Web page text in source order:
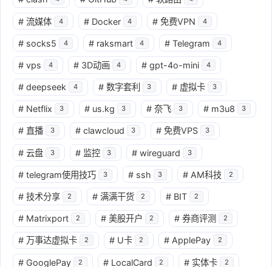
# 流媒体 4 # Docker 4 # 免费VPN 4
# socks5 4 # raksmart 4 # Telegram 4
# vps 4 # 3D动画 4 # gpt-4o-mini 4
# deepseek 4 # 数字套利 3 # 虚拟卡 3
# Netflix 3 # us.kg 3 # 奈飞 3 # m3u8 3
# 直播 3 # clawcloud 3 # 免费VPS 3
# 云盘 3 # 监控 3 # wireguard 3
# telegram使用技巧 3 # ssh 3 # AM科技 2
# 技术分享 2 # 满满干货 2 # BIT 2
# Matrixport 2 # 美股开户 2 # 券商评测 2
# 万事达虚拟卡 2 # U卡 2 # ApplePay 2
# GooglePay 2 # LocalCard 2 # 实体卡 2